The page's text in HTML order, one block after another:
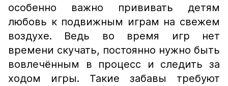
особенно важно прививать детям
любовь к подвижным играм на свежем
воздухе. Ведь во время игр нет
времени скучать, постоянно нужно быть
вовлечённым в процесс и следить за
ходом игры. Такие забавы требуют